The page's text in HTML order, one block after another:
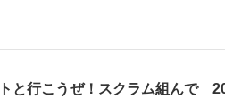
と行こうぜ！スクラム組んで